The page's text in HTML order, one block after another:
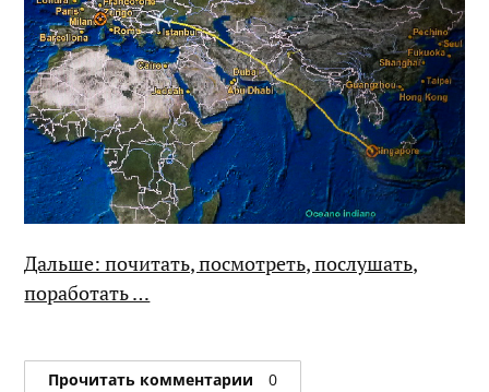
Дальше: почитать, посмотреть, послушать,
поработать …
Прочитать комментарии 0